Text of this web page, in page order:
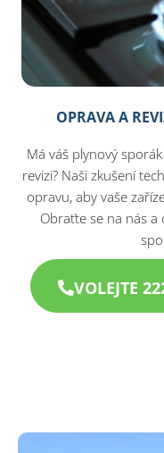
OPRAVA A
Má váš plynový
revizi? Naši zkušení
opravu, aby vaše
Obraťte se na nás
VOLEJTE